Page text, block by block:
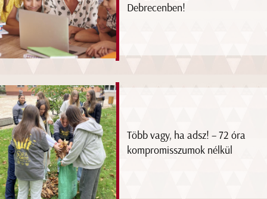
Debrecenben!
Több vagy, ha adsz! – 72 óra
kompromisszumok nélkül